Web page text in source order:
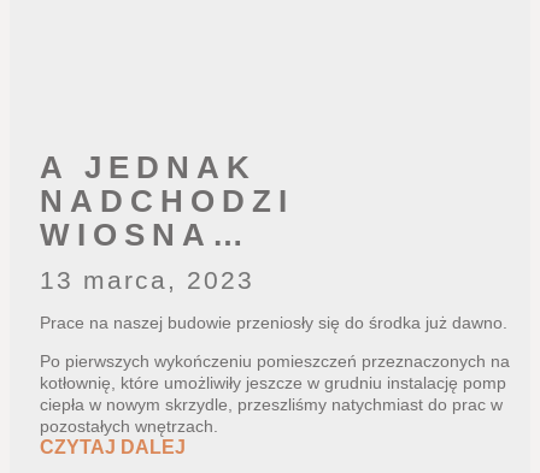
A JEDNAK
NADCHODZI
WIOSNA…
13 marca, 2023
Prace na naszej budowie przeniosły się do środka już dawno.
Po pierwszych wykończeniu pomieszczeń przeznaczonych na
kotłownię, które umożliwiły jeszcze w grudniu instalację pomp
ciepła w nowym skrzydle, przeszliśmy natychmiast do prac w
pozostałych wnętrzach.
CZYTAJ DALEJ